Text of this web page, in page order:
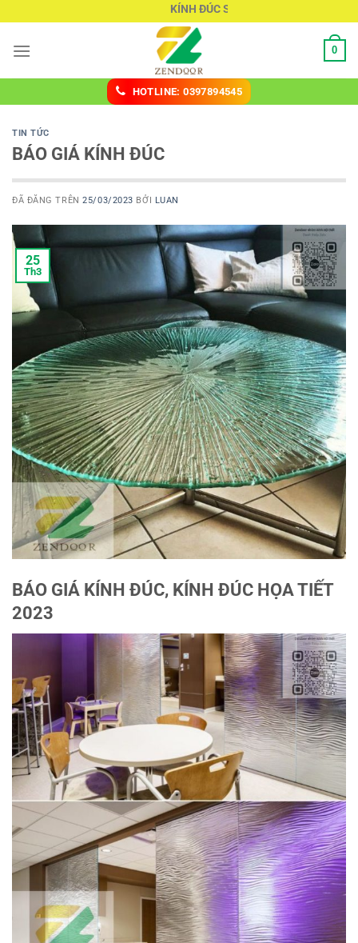
nội
0
HOTLINE: 0397894545
TIN TỨC
BÁO GIÁ KÍNH ĐÚC
ĐÃ ĐĂNG TRÊN25/03/2023 BỞI LUAN
25
Th3
BÁO GIÁ KÍNH ĐÚC, KÍNH ĐÚC HỌA TIẾT
2023